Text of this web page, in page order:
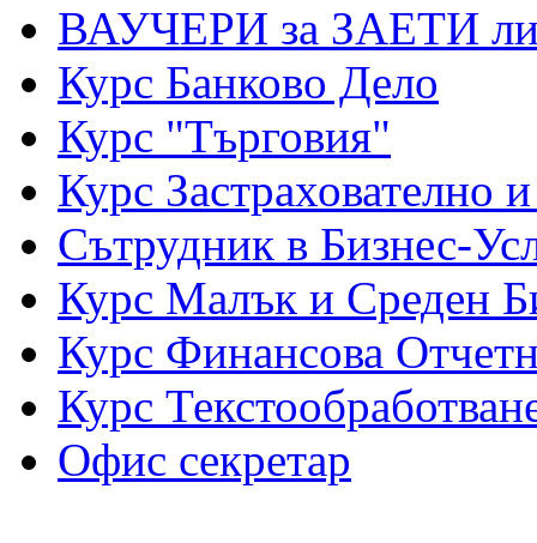
ВАУЧЕРИ за ЗАЕТИ
Курс Банково Дело
Курс "Търговия"
Курс Застрахователно
Сътрудник в Бизнес-
Курс Малък и Среден
Курс Финансова
Курс
Офис секретар